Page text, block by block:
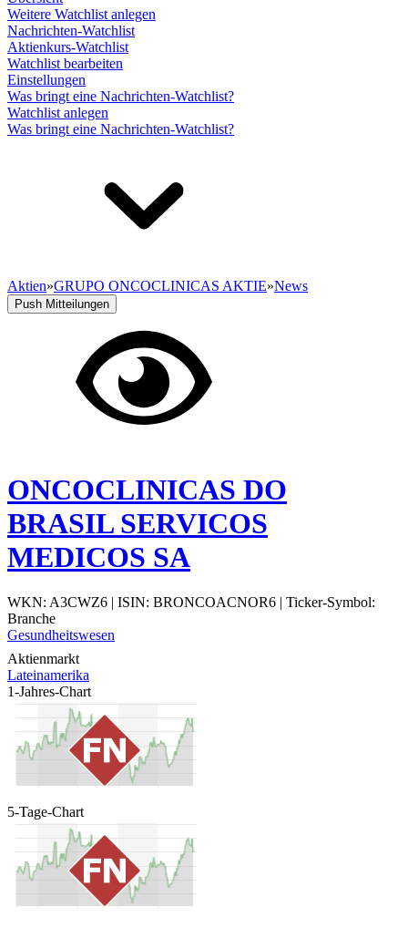
Weitere Watchlist anlegen
Nachrichten-Watchlist
Aktienkurs-Watchlist
Watchlist bearbeiten
Einstellungen
Was bringt eine Nachrichten-Watchlist?
Watchlist anlegen
Was bringt eine Nachrichten-Watchlist?
Aktien»GRUPO ONCOCLINICAS AKTIE»News
Push Mitteilungen
ONCOCLINICAS DO
BRASIL SERVICOS
MEDICOS SA
WKN: A3CWZ6 | ISIN: BRONCOACNOR6 | Ticker-Symbol:
Branche
Gesundheitswesen
Aktienmarkt
Lateinamerika
1-Jahres-Chart
5-Tage-Chart